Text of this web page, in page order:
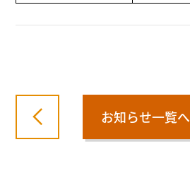
お知らせ一覧へ